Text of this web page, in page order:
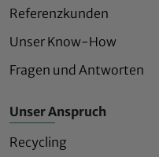
Referenzkunden
Unser Know-How
Fragen und Antworten
Unser Anspruch
Recycling